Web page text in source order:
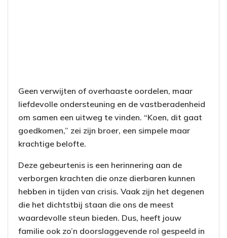
Geen verwijten of overhaaste oordelen, maar
liefdevolle ondersteuning en de vastberadenheid
om samen een uitweg te vinden. “Koen, dit gaat
goedkomen,” zei zijn broer, een simpele maar
krachtige belofte.
Deze gebeurtenis is een herinnering aan de
verborgen krachten die onze dierbaren kunnen
hebben in tijden van crisis. Vaak zijn het degenen
die het dichtstbij staan die ons de meest
waardevolle steun bieden. Dus, heeft jouw
familie ook zo’n doorslaggevende rol gespeeld in